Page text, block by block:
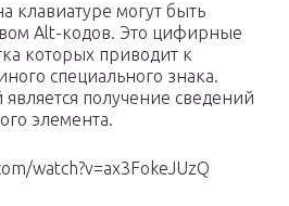
клавиатуре могут быть
Alt-кодов. Это цифирные
которых приводит к
специального знака.
получение сведений
элемента.
watch?v=ax3FokeJUzQ